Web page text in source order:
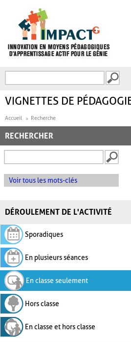
FORMULAIRE DE
VIGNETTES DE
Accueil Recherche
RECHERCHER
Voir tous les mots-clés
DÉROULEMENT DE L'ACTIVITÉ
Sporadiques
En plusieurs séances
En classe seulement
Hors classe
En classe et hors classe